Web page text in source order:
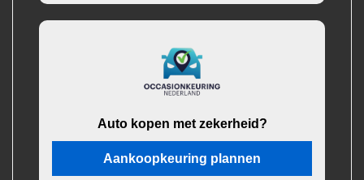
Auto kopen met zekerheid?
Aankoopkeuring plannen